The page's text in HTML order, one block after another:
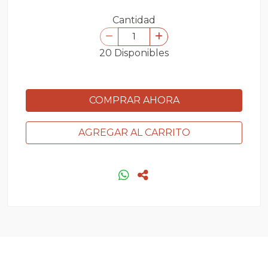
Cantidad
20 Disponibles
COMPRAR AHORA
AGREGAR AL CARRITO